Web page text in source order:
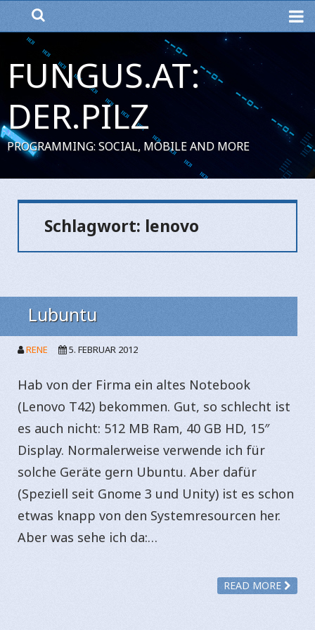
FUNGUS.AT:
DER.PILZ
PROGRAMMING: SOCIAL, MOBILE AND MORE
Schlagwort: lenovo
Lubuntu
RENE 5. FEBRUAR 2012
Hab von der Firma ein altes Notebook
(Lenovo T42) bekommen. Gut, so schlecht ist
es auch nicht: 512 MB Ram, 40 GB HD, 15″
Display. Normalerweise verwende ich für
solche Geräte gern Ubuntu. Aber dafür
(Speziell seit Gnome 3 und Unity) ist es schon
etwas knapp von den Systemresourcen her.
Aber was sehe ich da:…
READ MORE